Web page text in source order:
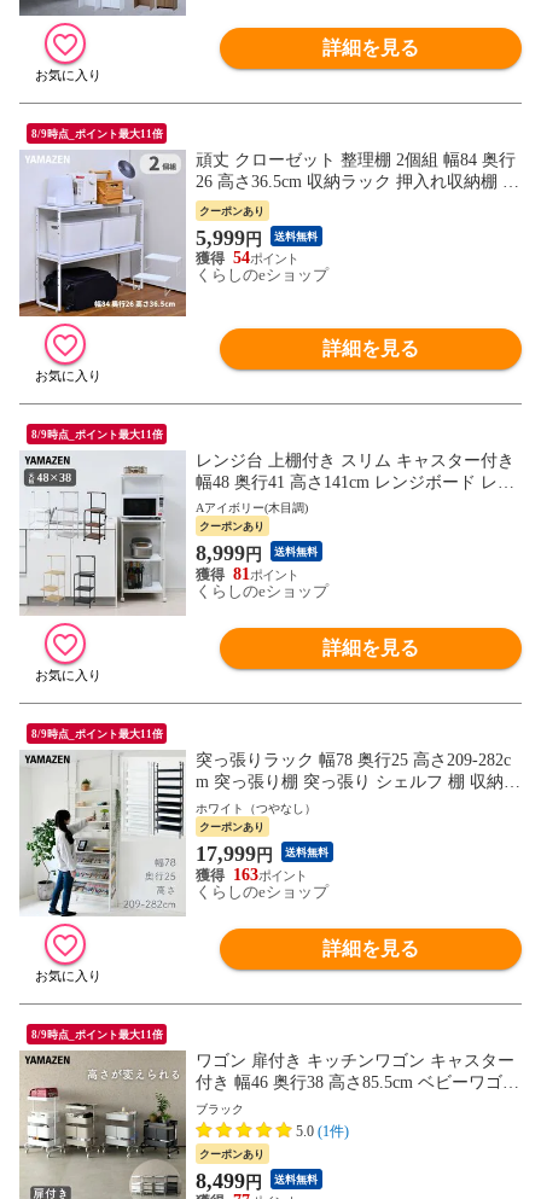
詳細を見る
8/9時点_ポイント最大11倍
頑丈 クローゼット 整理棚 2個組 幅84 奥行
26 高さ36.5cm 収納ラック 押入れ収納棚 押
入れ整理棚 クローゼット 2個セット 2個組
み 布団 収納 棚 ラック 隙間 整理 シンプル
山善 YAMAZEN 【送料無料】
クーポンあり
5,999円 送料無料
54
くらしのeショップ
詳細を見る
8/9時点_ポイント最大11倍
レンジ台 上棚付き スリム キャスター付き
幅48 奥行41 高さ141cm レンジボード レン
ジラック キッチンラック ラック キッチン
収納 背面収納 山善 YAMAZEN 【送料無
料】
Aアイボリー(木目調)
クーポンあり
8,999円 送料無料
81
くらしのeショップ
詳細を見る
8/9時点_ポイント最大11倍
突っ張りラック 幅78 奥行25 高さ209-282c
m 突っ張り棚 突っ張り シェルフ 棚 収納
ラック 本棚 書棚 つっぱり棚 壁面収納 つ
っぱり モノトーン 山善 YAMAZEN 【送料
無料】
ホワイト（つやなし）
クーポンあり
17,999円 送料無料
163
くらしのeショップ
詳細を見る
8/9時点_ポイント最大11倍
ワゴン 扉付き キッチンワゴン キャスター
付き 幅46 奥行38 高さ85.5cm ベビーワゴン
ランドセルラック 高さを変えられる バス
ケットトローリー ワゴン収納 すきま 隙間
収納 洗面所 キッチン 山善 YAMAZEN 【送
料無料】
ブラック
5.0 (1件)
クーポンあり
8,499円 送料無料